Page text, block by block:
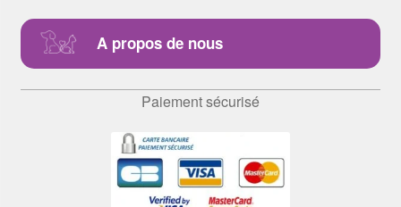
A propos de nous
Paiement sécurisé